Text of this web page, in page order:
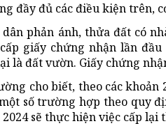
đầy đủ các điều kiện trên,
phản ánh, thửa đất có
giấy chứng nhận lần đầu
là đất vườn. Giấy chứng
cho biết, theo các
số trường hợp theo quy
sẽ thực hiện việc cấp lại